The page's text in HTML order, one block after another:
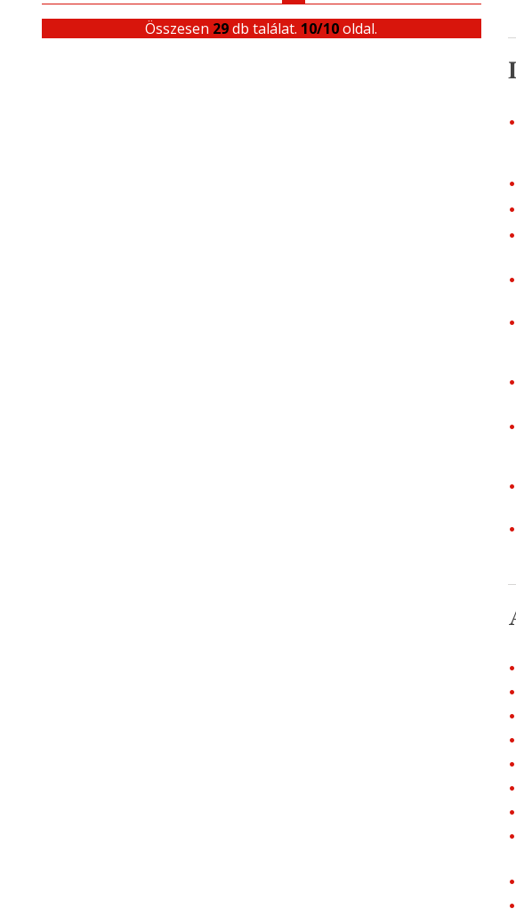
Összesen 29db találat. 10/10oldal.